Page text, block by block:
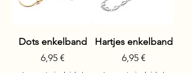
Dots enkelband
Precio
6,95 €
Hartjes enkelband
Precio
6,95 €